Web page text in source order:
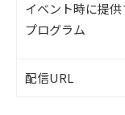
イベント時に提
プログラム
配信URL